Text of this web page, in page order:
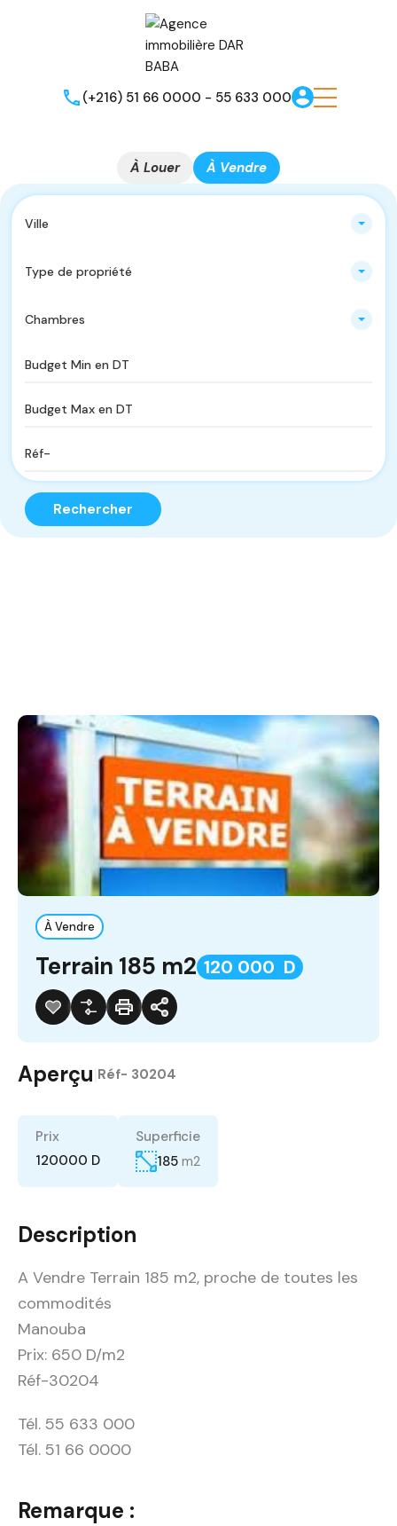
(+216) 51 66 0000 - 55 633 000
À Louer À Vendre
Ville
Type de propriété
Chambres
Rechercher
À Vendre
Terrain 185 m2 120 000 D
Aperçu Réf- 30204
Prix
120000 D
Superficie
185 m2
Description
A Vendre Terrain 185 m2, proche de toutes les
commodités
Manouba
Prix: 650 D/m2
Réf-30204
Tél. 55 633 000
Tél. 51 66 0000
Remarque :